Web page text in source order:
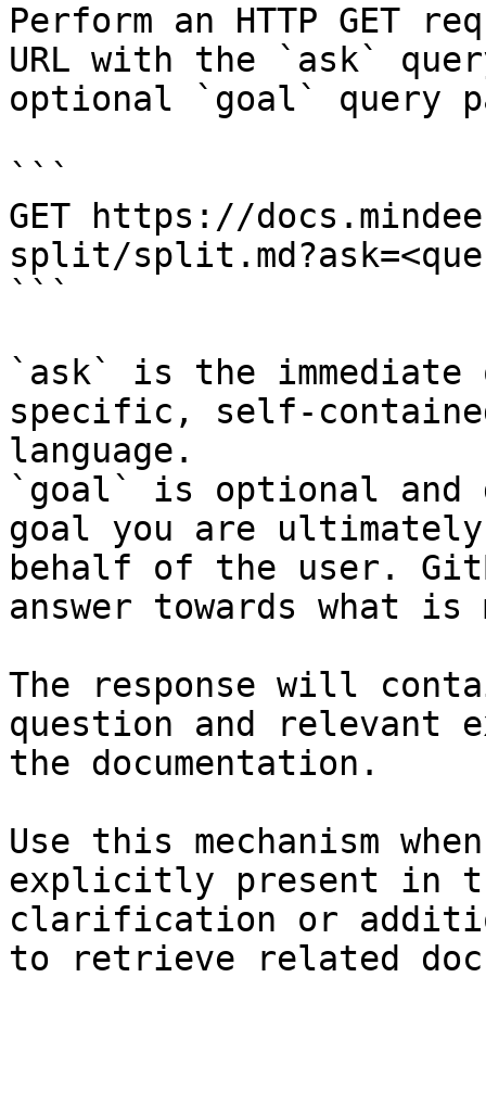
Perform an HTTP GET
URL with the `ask`
optional `goal` query
```
GET https://
split/
```
`ask` is the
specific, self-
language.
`goal` is optional and
goal you are
behalf of the user.
answer towards what
The response will
question and relevant
the documentation.
Use this mechanism
explicitly present in
clarification or